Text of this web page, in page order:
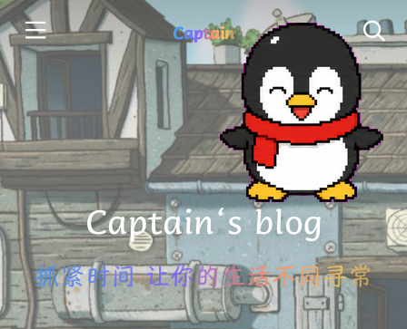
Captain
Captain‘s blog
抓紧时间 让你的生活不同寻常